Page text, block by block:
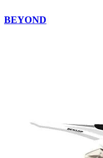
BEYOND